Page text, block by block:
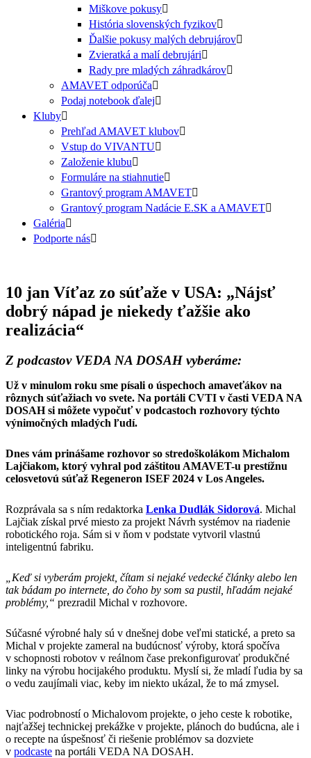
Miškove pokusy
História slovenských fyzikov
Ďalšie pokusy malých debrujárov
Zvieratká a malí debrujári
Rady pre mladých záhradkárov
AMAVET odporúča
Podaj notebook ďalej
Kluby
Prehľad AMAVET klubov
Vstup do VIVANTU
Založenie klubu
Formuláre na stiahnutie
Grantový program AMAVET
Grantový program Nadácie E.SK a AMAVET
Galéria
Podporte nás
10 jan Víťaz zo súťaže v USA: „Nájsť
dobrý nápad je niekedy ťažšie ako
realizácia“
Z podcastov VEDA NA DOSAH vyberáme:
Už v minulom roku sme písali o úspechoch amaveťákov na
rôznych súťažiach vo svete. Na portáli CVTI v časti VEDA NA
DOSAH si môžete vypočuť v podcastoch rozhovory týchto
výnimočných mladých ľudí.
Dnes vám prinášame rozhovor so stredoškolákom Michalom
Lajčiakom, ktorý vyhral pod záštitou AMAVET-u prestížnu
celosvetovú súťaž Regeneron ISEF 2024 v Los Angeles.
Rozprávala sa s ním redaktorka Lenka Dudlák Sidorová. Michal
Lajčiak získal prvé miesto za projekt Návrh systémov na riadenie
robotického roja. Sám si v ňom v podstate vytvoril vlastnú
inteligentnú fabriku.
„Keď si vyberám projekt, čítam si nejaké vedecké články alebo len
tak bádam po internete, do čoho by som sa pustil, hľadám nejaké
problémy,“ prezradil Michal v rozhovore.
Súčasné výrobné haly sú v dnešnej dobe veľmi statické, a preto sa
Michal v projekte zameral na budúcnosť výroby, ktorá spočíva
v schopnosti robotov v reálnom čase prekonfigurovať produkčné
linky na výrobu hocijakého produktu. Myslí si, že mladí ľudia by sa
o vedu zaujímali viac, keby im niekto ukázal, že to má zmysel.
Viac podrobností o Michalovom projekte, o jeho ceste k robotike,
najťažšej technickej prekážke v projekte, plánoch do budúcna, ale i
o recepte na úspešnosť či riešenie problémov sa dozviete
v podcaste na portáli VEDA NA DOSAH.